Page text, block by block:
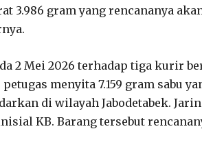
3.986 gram yang rencananya
2 Mei 2026 terhadap tiga kurir
menyita 7.159 gram sabu
di wilayah Jabodetabek.
KB. Barang tersebut